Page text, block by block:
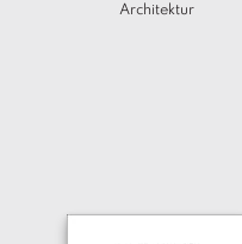
Architektur